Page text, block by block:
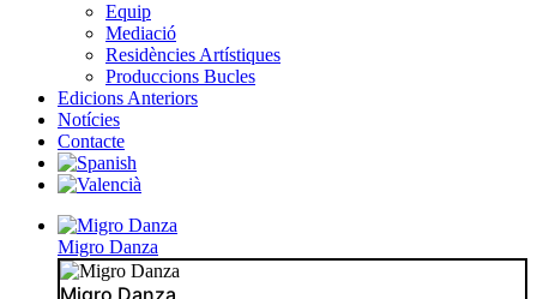
Equip
Mediació
Residències Artístiques
Produccions Bucles
Edicions Anteriors
Notícies
Contacte
Migro Danza